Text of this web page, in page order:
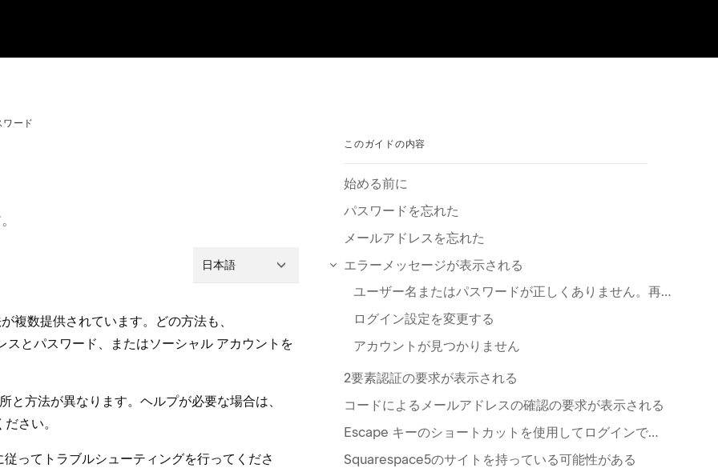
ワード
日本語
複数提供されています⁠。どの方法も⁠、
とパスワ⁠ード⁠、またはソ⁠ーシ⁠ャル アカウントを
方法が異なります⁠。ヘルプが必要な場合は⁠、
さい⁠。
ってトラブルシ⁠ュ⁠ーテ⁠ィングを行⁠ってくださ
このガイドの内容
始める前に
パスワ⁠ードを忘れた
メ⁠ールアドレスを忘れた
エラ⁠ーメ⁠ッセ⁠ージが表示される
ユ⁠ーザ⁠ー名またはパスワ⁠ードが正しくありません⁠。再度お試しになるか⁠、ソ⁠ーシ⁠ャル ログインをお試しください⁠。
ログイン設定を変更する
アカウントが見つかりません
2要素認証の要求が表示される
コ⁠ードによるメ⁠ールアドレスの確認の要求が表示される
Escape キ⁠ーのシ⁠ョ⁠ートカ⁠ットを使用してログインできない
Squarespace5のサイトを持⁠っている可能性がある